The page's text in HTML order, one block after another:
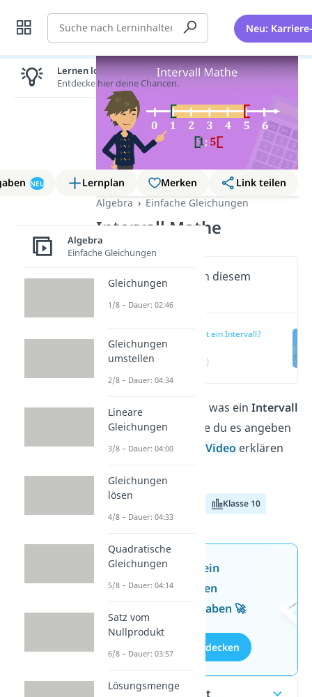
Suche Neu:
NEU Lernplan Merken
Link teilen
Algebra
Einfache Gleichungen
Intervall Mathe
Wichtige Inhalte in diesem
Was ist ein Intervall?
(00:12)
Du möchtest wissen, was einIntervall
inMatheist? Und wie du es angeben
kannst? Hier und imVideo erklären
Klasse 10
Jetzt neu: Teste dein
Wissen mit unseren
kostenlosen Aufgaben 🚀
Aufgaben entdecken
Inhaltsübersicht
Lernen lohnt sich!
Entdecke hier deine Chancen.
Algebra
Einfache Gleichungen
Gleichungen
1/8 – Dauer: 02:46
Gleichungen
umstellen
2/8 – Dauer: 04:34
Lineare
Gleichungen
3/8 – Dauer: 04:00
Gleichungen
lösen
4/8 – Dauer: 04:33
Quadratische
Gleichungen
5/8 – Dauer: 04:14
Satz vom
Nullprodukt
6/8 – Dauer: 03:57
Lösungsmenge